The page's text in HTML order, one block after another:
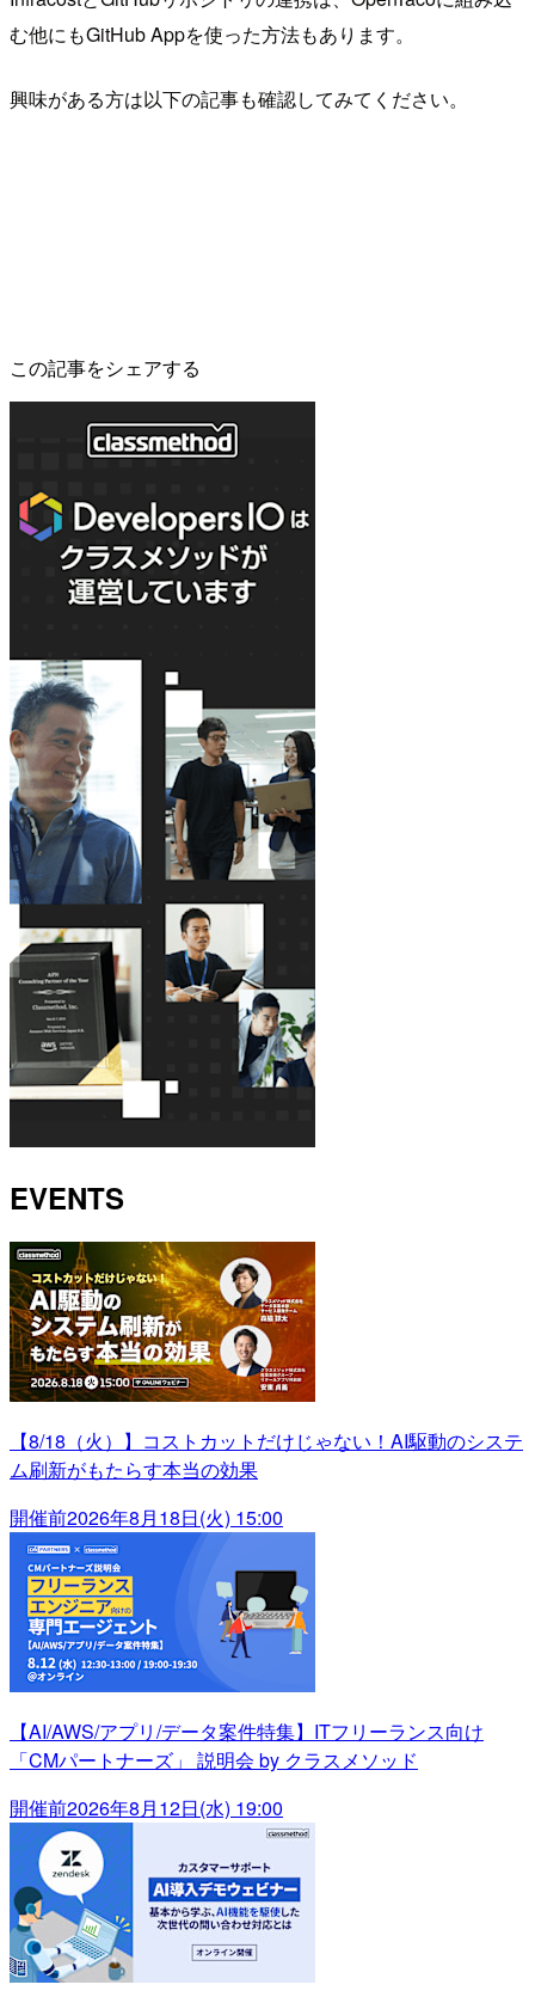
む他にもGitHub Appを使った方法もあります。
興味がある方は以下の記事も確認してみてください。
この記事をシェアする
EVENTS
【8/18（火）】コストカットだけじゃない！AI駆動のシステ
ム刷新がもたらす本当の効果
開催前2026年8月18日(火) 15:00
【AI/AWS/アプリ/データ案件特集】ITフリーランス向け
「CMパートナーズ」 説明会 by クラスメソッド
開催前2026年8月12日(水) 19:00